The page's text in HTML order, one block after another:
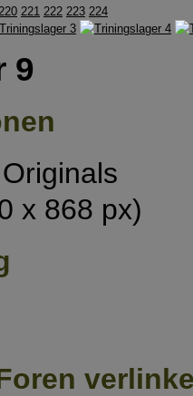
221 222 223 224
9
x 868 px)